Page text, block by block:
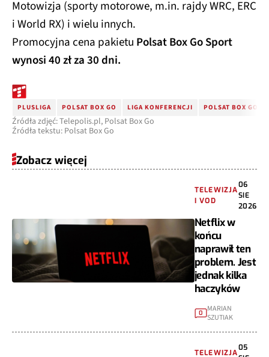
Motowizja (sporty motorowe, m.in. rajdy WRC, ERC
i World RX) i wielu innych.
Promocyjna cena pakietu Polsat Box Go Sport
wynosi 40 zł za 30 dni.
PLUSLIGA POLSAT BOX GO LIGA KONFERENCJI POLSAT BOX GO
Źródła zdjęć: Telepolis.pl, Polsat Box Go
Źródła tekstu: Polsat Box Go
Zobacz więcej
TELEWIZJA
I VOD
06
SIE
2026
Netflix w
końcu
naprawił ten
problem. Jest
jednak kilka
haczyków
0
MARIAN
SZUTIAK
TELEWIZJA
05